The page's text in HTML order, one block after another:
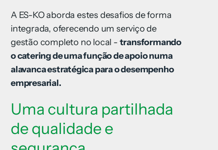
A ES-KO aborda estes desafios de forma
integrada, oferecendo um serviço de
gestão completo no local - transformando
o catering de uma função de apoio numa
alavanca estratégica para o desempenho
empresarial.
Uma cultura partilhada
de qualidade e